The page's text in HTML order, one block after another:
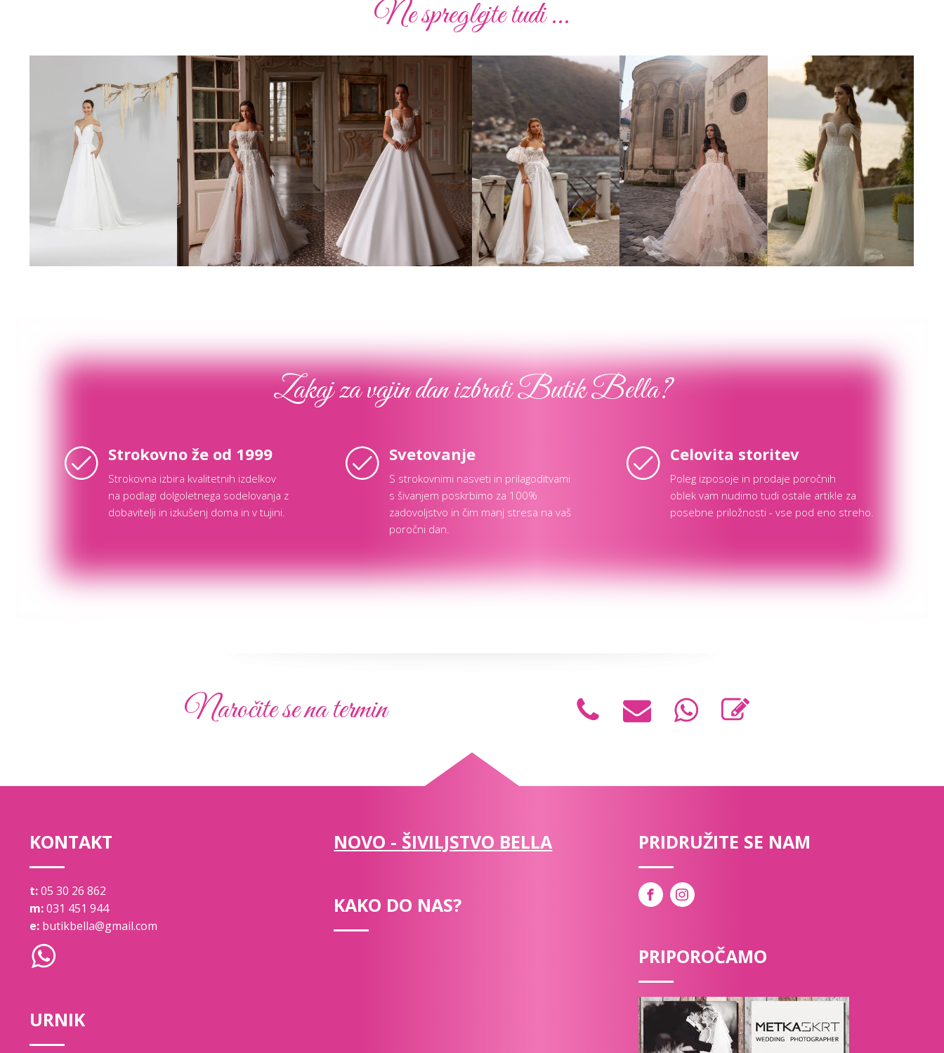
Ne spreglejte tudi ...
Poročna obleka 19 Poročna obleka 01
Poglej več
Poročna obleka 02
Poglej več
Poročna obleka 010
Poglej več
Poročna obleka 51
Poglej več
Poročna obleka 41
Poglej več
Zakaj za vajin dan izbrati Butik Bella?
Strokovno že od 1999
Strokovna izbira kvalitetnih izdelkov
na podlagi dolgoletnega sodelovanja z
dobavitelji in izkušenj doma in v tujini.
Svetovanje
S strokovnimi nasveti in prilagoditvami
s šivanjem poskrbimo za 100%
zadovoljstvo in čim manj stresa na vaš
poročni dan.
Celovita storitev
Poleg izposoje in prodaje poročnih
oblek vam nudimo tudi ostale artikle za
posebne priložnosti - vse pod eno streho.
Naročite se na termin
KONTAKT
t:05 30 26 862
m:031 451 944
e: butikbella@gmail.com
URNIK
NOVO - ŠIVILJSTVO BELLA
KAKO DO NAS?
PRIDRUŽITE SE NAM
PRIPOROČAMO